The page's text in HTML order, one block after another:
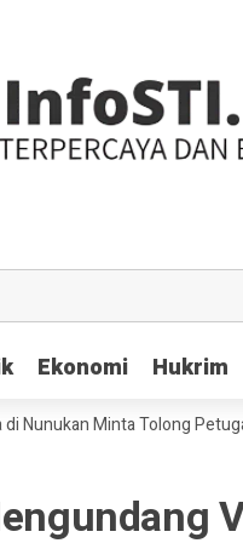
Ekonomi Hukrim
Ekonomi Hukrim
Minta Tolong Petugas